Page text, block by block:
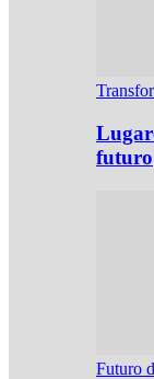
futuro
Futuro